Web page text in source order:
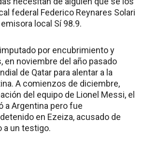
federal Federico Reynares Solari
local Sí 98.9.
por encubrimiento y
en noviembre del año pasado
de Qatar para alentar a la
A comienzos de diciembre,
del equipo de Lionel Messi, el
a Argentina pero fue
en Ezeiza, acusado de
a un testigo.